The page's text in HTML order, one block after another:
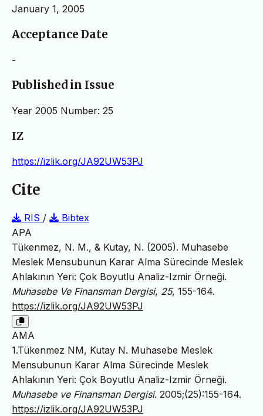
January 1, 2005
Acceptance Date
-
Published in Issue
Year 2005 Number: 25
IZ
https://izlik.org/JA92UW53PJ
Cite
RIS /
Bibtex
APA
Tükenmez, N. M., & Kutay, N. (2005). Muhasebe
Meslek Mensubunun Karar Alma Sürecinde Meslek
Ahlakının Yeri: Çok Boyutlu Analiz-Izmir Örneği.
Muhasebe Ve Finansman Dergisi, 25, 155-164.
https://izlik.org/JA92UW53PJ
AMA
1.Tükenmez NM, Kutay N. Muhasebe Meslek
Mensubunun Karar Alma Sürecinde Meslek
Ahlakının Yeri: Çok Boyutlu Analiz-Izmir Örneği.
Muhasebe ve Finansman Dergisi. 2005;(25):155-164.
https://izlik.org/JA92UW53PJ